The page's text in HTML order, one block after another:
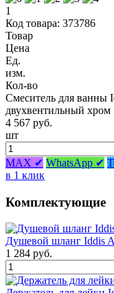
1
Код товара: 373786
Товар
Цена
Ед.
изм.
Кол-во
Смеситель для ванны
двухвентильный хром
4 567 руб.
шт
MAX ✔ WhatsApp ✔
в 1 клик
Комплектующие
Душевой шланг Iddis
1 284 руб.